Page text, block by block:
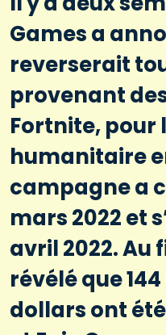
Games a
reverserait
provenant
Fortnite, pour
humanitaire
campagne a
mars 2022 et
avril 2022. Au
révélé que
dollars ont